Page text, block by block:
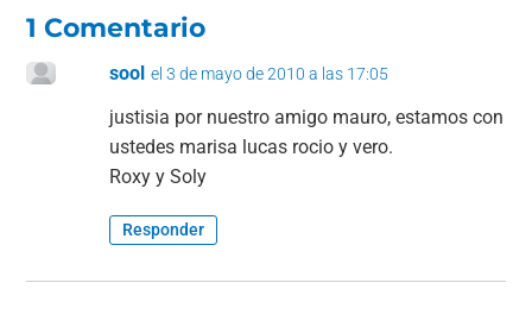
1 Comentario
sool el 3 de mayo de 2010 a las 17:05
justisia por nuestro amigo mauro, estamos con
ustedes marisa lucas rocio y vero.
Roxy y Soly
Responder